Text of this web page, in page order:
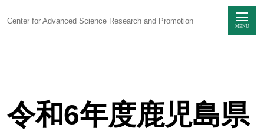
Center for Advanced Science Research and Promotion
MENU
センターについて
令和6年度鹿児島県